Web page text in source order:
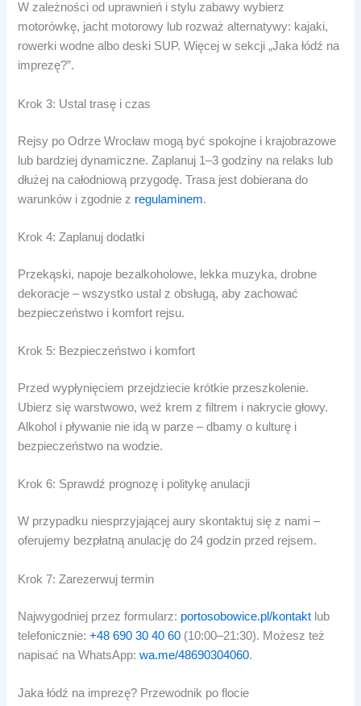
W zależności od uprawnień i stylu zabawy wybierz
motorówkę, jacht motorowy lub rozważ alternatywy: kajaki,
rowerki wodne albo deski SUP. Więcej w sekcji „Jaka łódź na
imprezę?”.
Krok 3: Ustal trasę i czas
Rejsy po Odrze Wrocław mogą być spokojne i krajobrazowe
lub bardziej dynamiczne. Zaplanuj 1–3 godziny na relaks lub
dłużej na całodniową przygodę. Trasa jest dobierana do
warunków i zgodnie z regulaminem.
Krok 4: Zaplanuj dodatki
Przekąski, napoje bezalkoholowe, lekka muzyka, drobne
dekoracje – wszystko ustal z obsługą, aby zachować
bezpieczeństwo i komfort rejsu.
Krok 5: Bezpieczeństwo i komfort
Przed wypłynięciem przejdziecie krótkie przeszkolenie.
Ubierz się warstwowo, weź krem z filtrem i nakrycie głowy.
Alkohol i pływanie nie idą w parze – dbamy o kulturę i
bezpieczeństwo na wodzie.
Krok 6: Sprawdź prognozę i politykę anulacji
W przypadku niesprzyjającej aury skontaktuj się z nami –
oferujemy bezpłatną anulację do 24 godzin przed rejsem.
Krok 7: Zarezerwuj termin
Najwygodniej przez formularz: portosobowice.pl/kontakt lub
telefonicznie:+48 690 30 40 60 (10:00–21:30). Możesz też
napisać na WhatsApp:wa.me/48690304060.
Jaka łódź na imprezę? Przewodnik po flocie